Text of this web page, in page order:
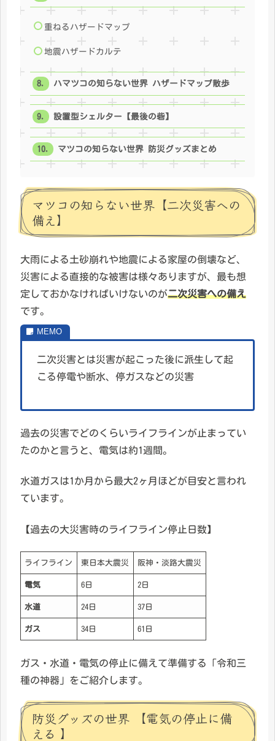
重ねるハザードマップ
地震ハザードカルテ
ハマツコの知らない世界 ハザードマップ散歩
設置型シェルター【最後の砦】
マツコの知らない世界 防災グッズまとめ
マツコの知らない世界【二次災害への
備え】
大雨による土砂崩れや地震による家屋の倒壊など、
災害による直接的な被害は様々ありますが、最も想
定しておかなければいけないのが二次災害への備え
です。
二次災害とは災害が起こった後に派生して起
こる停電や断水、停ガスなどの災害
過去の災害でどのくらいライフラインが止まってい
たのかと言うと、電気は約1週間。
水道ガスは1か月から最大2ヶ月ほどが目安と言われ
ています。
【過去の大災害時のライフライン停止日数】
ライフライン 東日本大震災 阪神・淡路大震災
電気 6日 2日
水道 24日 37日
ガス 34日 61日
ガス・水道・電気の停止に備えて準備する「令和三
種の神器」をご紹介します。
防災グッズの世界 【電気の停止に備
える 】